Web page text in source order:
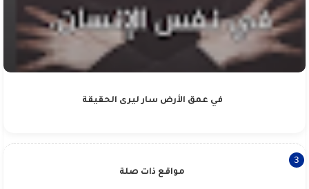
في عمق الأرض سار ليرى الحقيقة
مواقع ذات صلة